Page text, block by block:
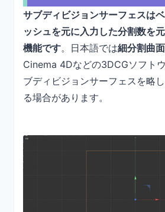
サブディビジョンサーフェスは
ッシュを元に入力した分割数を
機能です。日本語では細分割曲面
Cinema 4Dなどの3DCGソフト
ブディビジョンサーフェスを略
る場合があります。